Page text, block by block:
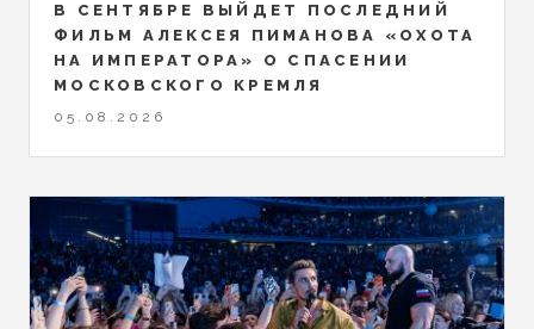
В СЕНТЯБРЕ ВЫЙДЕТ ПОСЛЕДНИЙ
ФИЛЬМ АЛЕКСЕЯ ПИМАНОВА «ОХОТА
НА ИМПЕРАТОРА» О СПАСЕНИИ
МОСКОВСКОГО КРЕМЛЯ
05.08.2026